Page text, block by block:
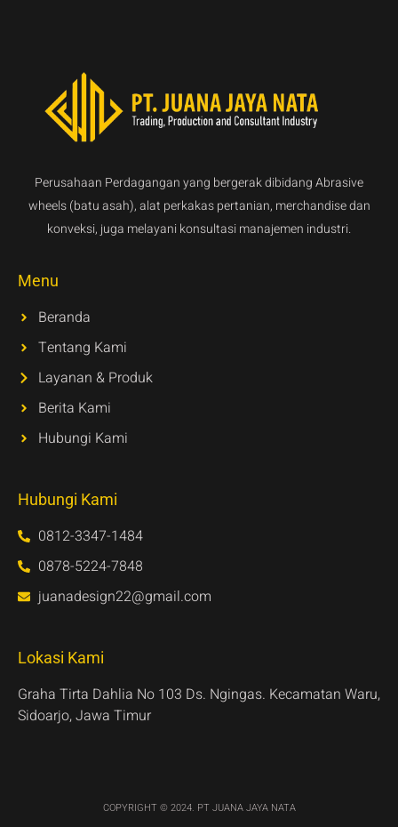
Perusahaan Perdagangan yang bergerak dibidang Abrasive
wheels (batu asah), alat perkakas pertanian, merchandise dan
konveksi, juga melayani konsultasi manajemen industri.
Menu
Beranda
Tentang Kami
Layanan & Produk
Berita Kami
Hubungi Kami
Hubungi Kami
0812-3347-1484
0878-5224-7848
juanadesign22@gmail.com
Lokasi Kami
Graha Tirta Dahlia No 103 Ds. Ngingas. Kecamatan Waru,
Sidoarjo, Jawa Timur
COPYRIGHT © 2024. PT JUANA JAYA NATA